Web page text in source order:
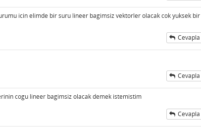
icin elimde bir suru lineer bagimsiz vektorler olacak cok yuksek bir
Cevapla
Cevapla
cogu lineer bagimsiz olacak demek istemistim
Cevapla